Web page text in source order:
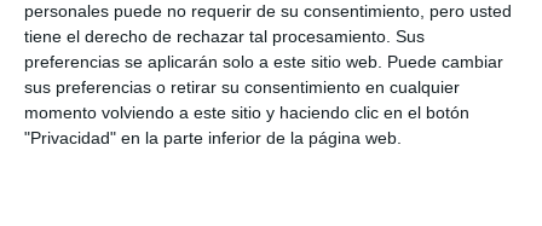
personales puede no requerir de su consentimiento, pero usted
tiene el derecho de rechazar tal procesamiento. Sus
preferencias se aplicarán solo a este sitio web. Puede cambiar
sus preferencias o retirar su consentimiento en cualquier
momento volviendo a este sitio y haciendo clic en el botón
"Privacidad" en la parte inferior de la página web.